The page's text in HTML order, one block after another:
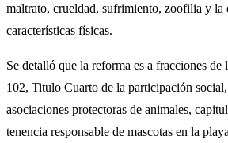
maltrato, crueldad, sufrimiento, zoofilia y la
características físicas.
Se detalló que la reforma es a fracciones
102, Titulo Cuarto de la participación
asociaciones protectoras de animales,
tenencia responsable de mascotas en la